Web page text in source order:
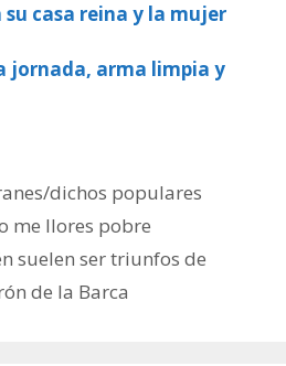
su casa reina y la mujer
jornada, arma limpia y
dichos populares
me llores pobre
suelen ser triunfos de
de la Barca